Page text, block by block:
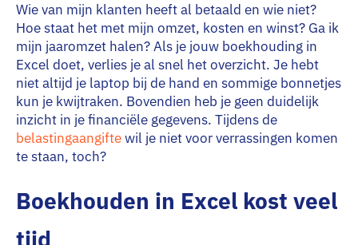
Wie van mijn klanten heeft al betaald en wie niet?
Hoe staat het met mijn omzet, kosten en winst? Ga ik
mijn jaaromzet halen? Als je jouw boekhouding in
Excel doet, verlies je al snel het overzicht. Je hebt
niet altijd je laptop bij de hand en sommige bonnetjes
kun je kwijtraken. Bovendien heb je geen duidelijk
inzicht in je financiële gegevens. Tijdens de
belastingaangiftewil je niet voor verrassingen komen
te staan, toch?
Boekhouden in Excel kost veel